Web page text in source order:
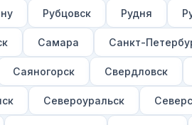
Рубцовск Рудня
Самара Санкт-
Саяногорск Свердловск
Североуральск